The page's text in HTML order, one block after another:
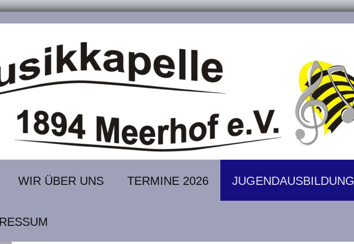
WIR ÜBER UNS TERMINE 2026 JUGENDAUSBILDUNG